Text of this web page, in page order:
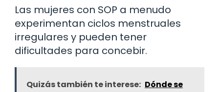
Las mujeres con SOP a menudo
experimentan ciclos menstruales
irregulares y pueden tener
dificultades para concebir.
Quizás también te interese: Dónde se